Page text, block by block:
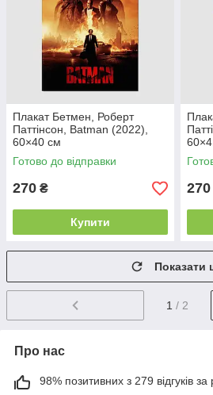
Плакат Бетмен, Роберт
Паттінсон, Batman (2022),
60×40 см
Готово до відправки
270 ₴
Купити
270
Показати
1 / 2
Про нас
98% позитивних з 279 відгуків за